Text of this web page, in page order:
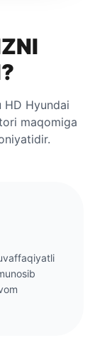
HD Hyundai
maqomiga